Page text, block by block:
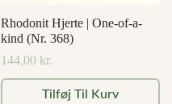
Rhodonit Hjerte | One-of-a-
kind (Nr. 368)
144,00 kr.
Tilføj Til Kurv